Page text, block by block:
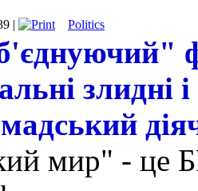
| Politics
злидні
мир" - це